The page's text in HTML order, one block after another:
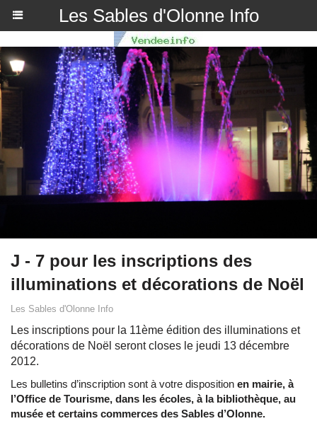
Les Sables d'Olonne Info
J - 7 pour les inscriptions des
illuminations et décorations de Noël
Les Sables d'Olonne Info
Les inscriptions pour la 11ème édition des illuminations et
décorations de Noël seront closes le jeudi 13 décembre
2012.
Les bulletins d’inscription sont à votre disposition en mairie, à
l’Office de Tourisme, dans les écoles, à la bibliothèque, au
musée et certains commerces des Sables d’Olonne.